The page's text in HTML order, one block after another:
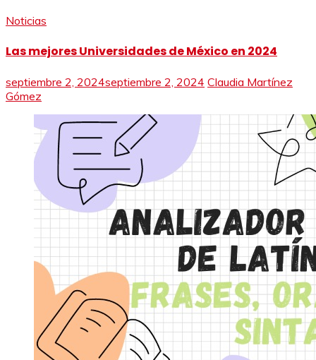
Noticias
Las mejores Universidades de México en 2024
septiembre 2, 2024septiembre 2, 2024 Claudia Martínez
Gómez